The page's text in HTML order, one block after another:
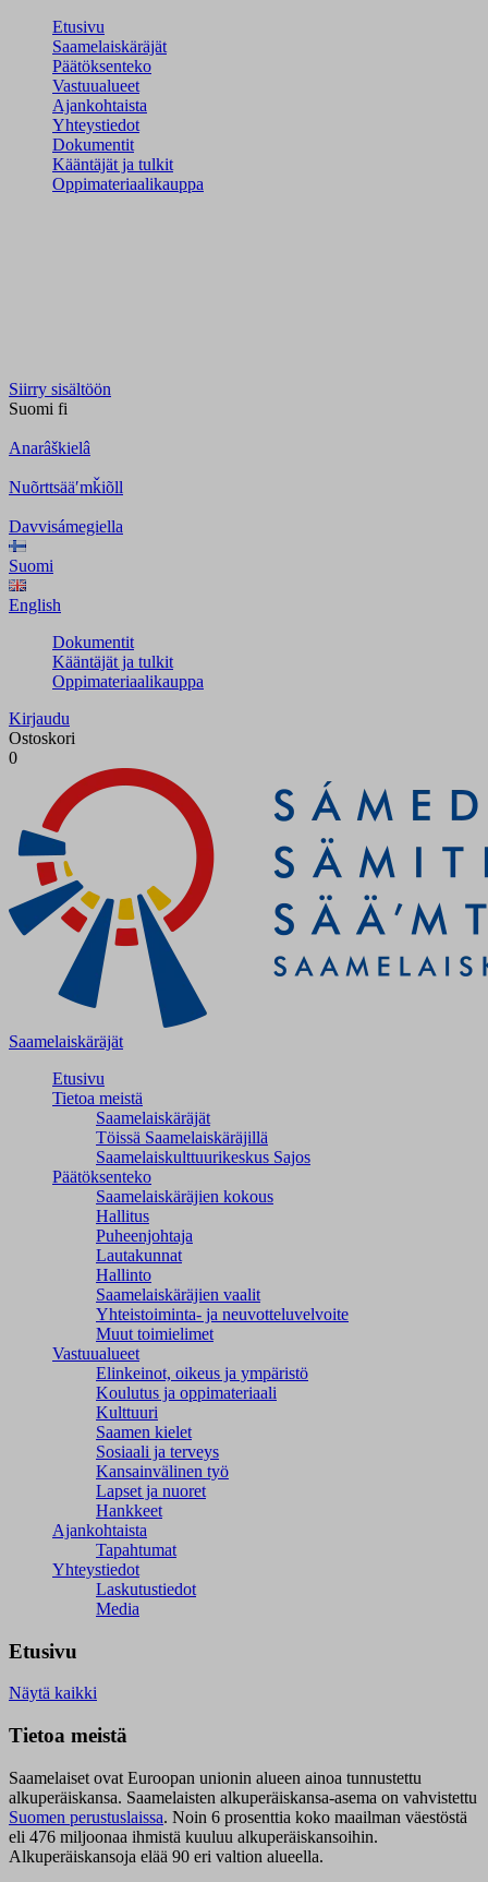
Etusivu
Saamelaiskäräjät
Päätöksenteko
Vastuualueet
Ajankohtaista
Yhteystiedot
Dokumentit
Kääntäjät ja tulkit
Oppimateriaalikauppa
Siirry sisältöön
Suomi fi
Anarâškielâ
Nuõrttsääʹmǩiõll
Davvisámegiella
Suomi
English
Dokumentit
Kääntäjät ja tulkit
Oppimateriaalikauppa
Kirjaudu
Ostoskori
0
Saamelaiskäräjät
Etusivu
Tietoa meistä
Saamelaiskäräjät
Töissä Saamelaiskäräjillä
Saamelaiskulttuuri­keskus Sajos
Päätöksenteko
Saamelaiskäräjien kokous
Hallitus
Puheenjohtaja
Lautakunnat
Hallinto
Saamelaiskäräjien vaalit
Yhteistoiminta- ja neuvotteluvelvoite
Muut toimielimet
Vastuualueet
Elinkeinot, oikeus ja ympäristö
Koulutus ja oppimateriaali
Kulttuuri
Saamen kielet
Sosiaali ja terveys
Kansainvälinen työ
Lapset ja nuoret
Hankkeet
Ajankohtaista
Tapahtumat
Yhteystiedot
Laskutustiedot
Media
Etusivu
Näytä kaikki
Tietoa meistä
Saamelaiset ovat Euroopan unionin alueen ainoa tunnustettu
alkuperäiskansa. Saamelaisten alkuperäiskansa-asema on vahvistettu
Suomen perustuslaissa. Noin 6 prosenttia koko maailman väestöstä
eli 476 miljoonaa ihmistä kuuluu alkuperäiskansoihin.
Alkuperäiskansoja elää 90 eri valtion alueella.